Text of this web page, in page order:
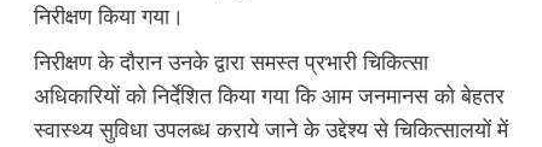
निरीक्षण किया गया।
निरीक्षण के दौरान उनके द्वारा समस्त प्रभारी चिकित्सा
अधिकारियों को निर्देशित किया गया कि आम जनमानस को बेहतर
स्वास्थ्य सुविधा उपलब्ध कराये जाने के उद्देश्य से चिकित्सालयों में